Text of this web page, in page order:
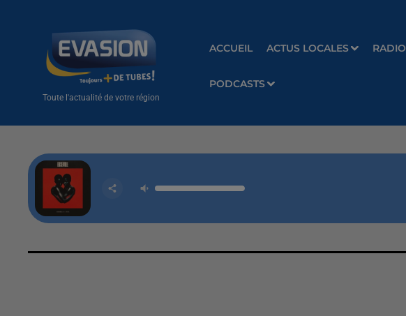
Toute l'actualité de votre région
ACCUEIL ACTUS LOCALES RADIO
PODCASTS